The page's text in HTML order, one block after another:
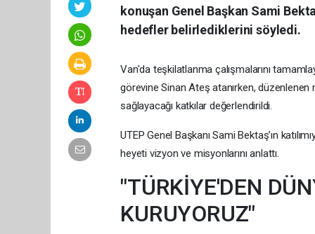
konuşan Genel Başkan Sami
hedefler belirlediklerini söyledi.
Van'da teşkilatlanma çalışmalarını
görevine Sinan Ateş atanırken,
sağlayacağı katkılar değerlendirildi.
UTEP Genel Başkanı Sami Bektaş’ın
heyeti vizyon ve misyonlarını anlattı.
"TÜRKİYE'DEN
KURUYORUZ"